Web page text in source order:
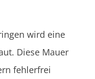
wird eine
Diese Mauer
fehlerfrei